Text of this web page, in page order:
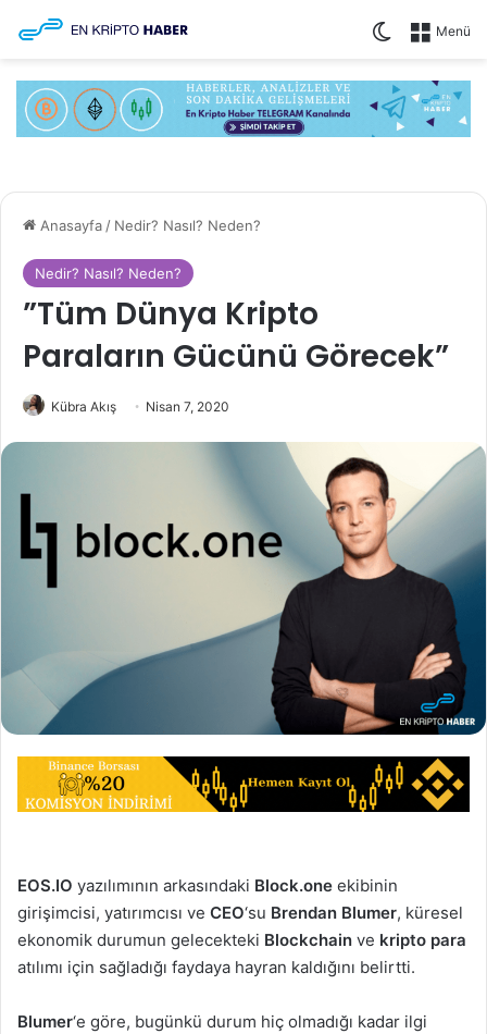
Menü
Dış
Anasayfa / Nedir? Nasıl? Neden?
Nedir? Nasıl? Neden?
”Tüm Dünya Kripto
Paraların Gücünü Görecek”
Kübra Akış Nisan 7, 2020
EOS.IO yazılımının arkasındaki Block.one ekibinin
girişimcisi, yatırımcısı ve CEO‘su Brendan Blumer, küresel
ekonomik durumun gelecekteki Blockchain ve kripto para
atılımı için sağladığı faydaya hayran kaldığını belirtti.
Blumer‘e göre, bugünkü durum hiç olmadığı kadar ilgi